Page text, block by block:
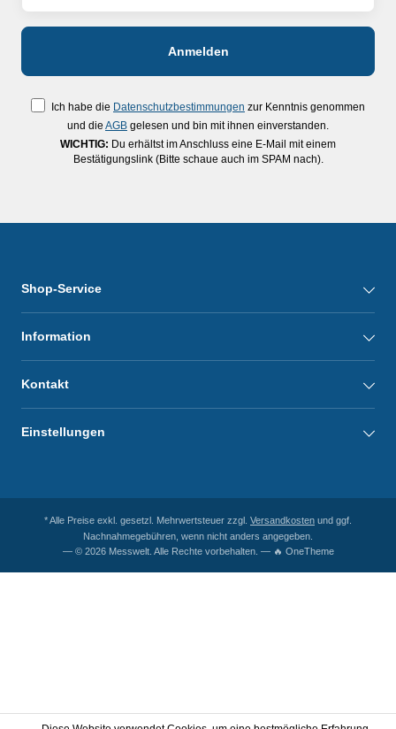
Ich habe die Datenschutzbestimmungen zur Kenntnis genommen
und die AGB gelesen und bin mit ihnen einverstanden.
WICHTIG: Du erhältst im Anschluss eine E-Mail mit einem
Bestätigungslink (Bitte schaue auch im SPAM nach).
Shop-Service
Information
Kontakt
Einstellungen
* Alle Preise exkl. gesetzl. Mehrwertsteuer zzgl. Versandkosten und ggf.
Nachnahmegebühren, wenn nicht anders angegeben.
— © 2026 Messwelt. Alle Rechte vorbehalten. — 🔥 OneTheme